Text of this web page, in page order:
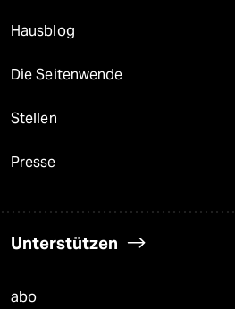
Hausblog
Die Seitenwende
Stellen
Presse
Unterstützen
abo